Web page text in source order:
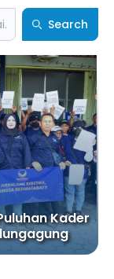
Search
Kader